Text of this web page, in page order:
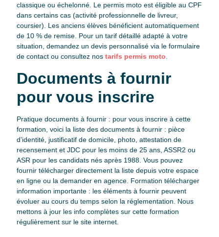
classique ou échelonné. Le permis moto est éligible au CPF
dans certains cas (activité professionnelle de livreur,
coursier). Les anciens élèves bénéficient automatiquement
de 10 % de remise. Pour un tarif détaillé adapté à votre
situation, demandez un devis personnalisé via le formulaire
de contact ou consultez nos tarifs permis moto.
Documents à fournir
pour vous inscrire
Pratique documents à fournir : pour vous inscrire à cette
formation, voici la liste des documents à fournir : pièce
d’identité, justificatif de domicile, photo, attestation de
recensement et JDC pour les moins de 25 ans, ASSR2 ou
ASR pour les candidats nés après 1988. Vous pouvez
fournir télécharger directement la liste depuis votre espace
en ligne ou la demander en agence. Formation télécharger
information importante : les éléments à fournir peuvent
évoluer au cours du temps selon la réglementation. Nous
mettons à jour les info complètes sur cette formation
régulièrement sur le site internet.